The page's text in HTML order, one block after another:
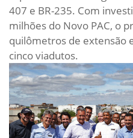
407 e BR-235. Com
milhões do Novo PAC, o
quilômetros de extensão
cinco viadutos.